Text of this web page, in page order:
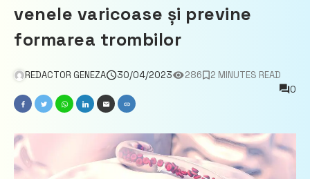
venele varicoase și previne
formarea trombilor
REDACTOR GENEZA 30/04/2023 286
2 MINUTES READ
0